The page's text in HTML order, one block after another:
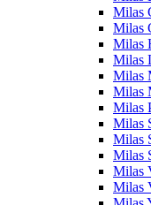
Milas
Milas
Milas
Milas
Milas
Milas
Milas
Milas
Milas
Milas
Milas
Milas